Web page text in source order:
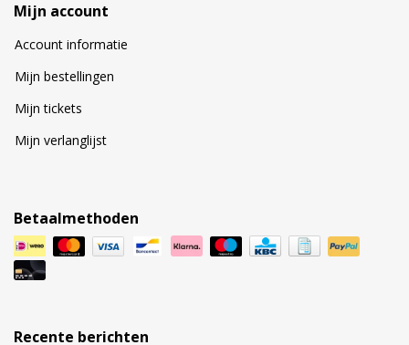
Mijn account
Account informatie
Mijn bestellingen
Mijn tickets
Mijn verlanglijst
Betaalmethoden
Recente berichten